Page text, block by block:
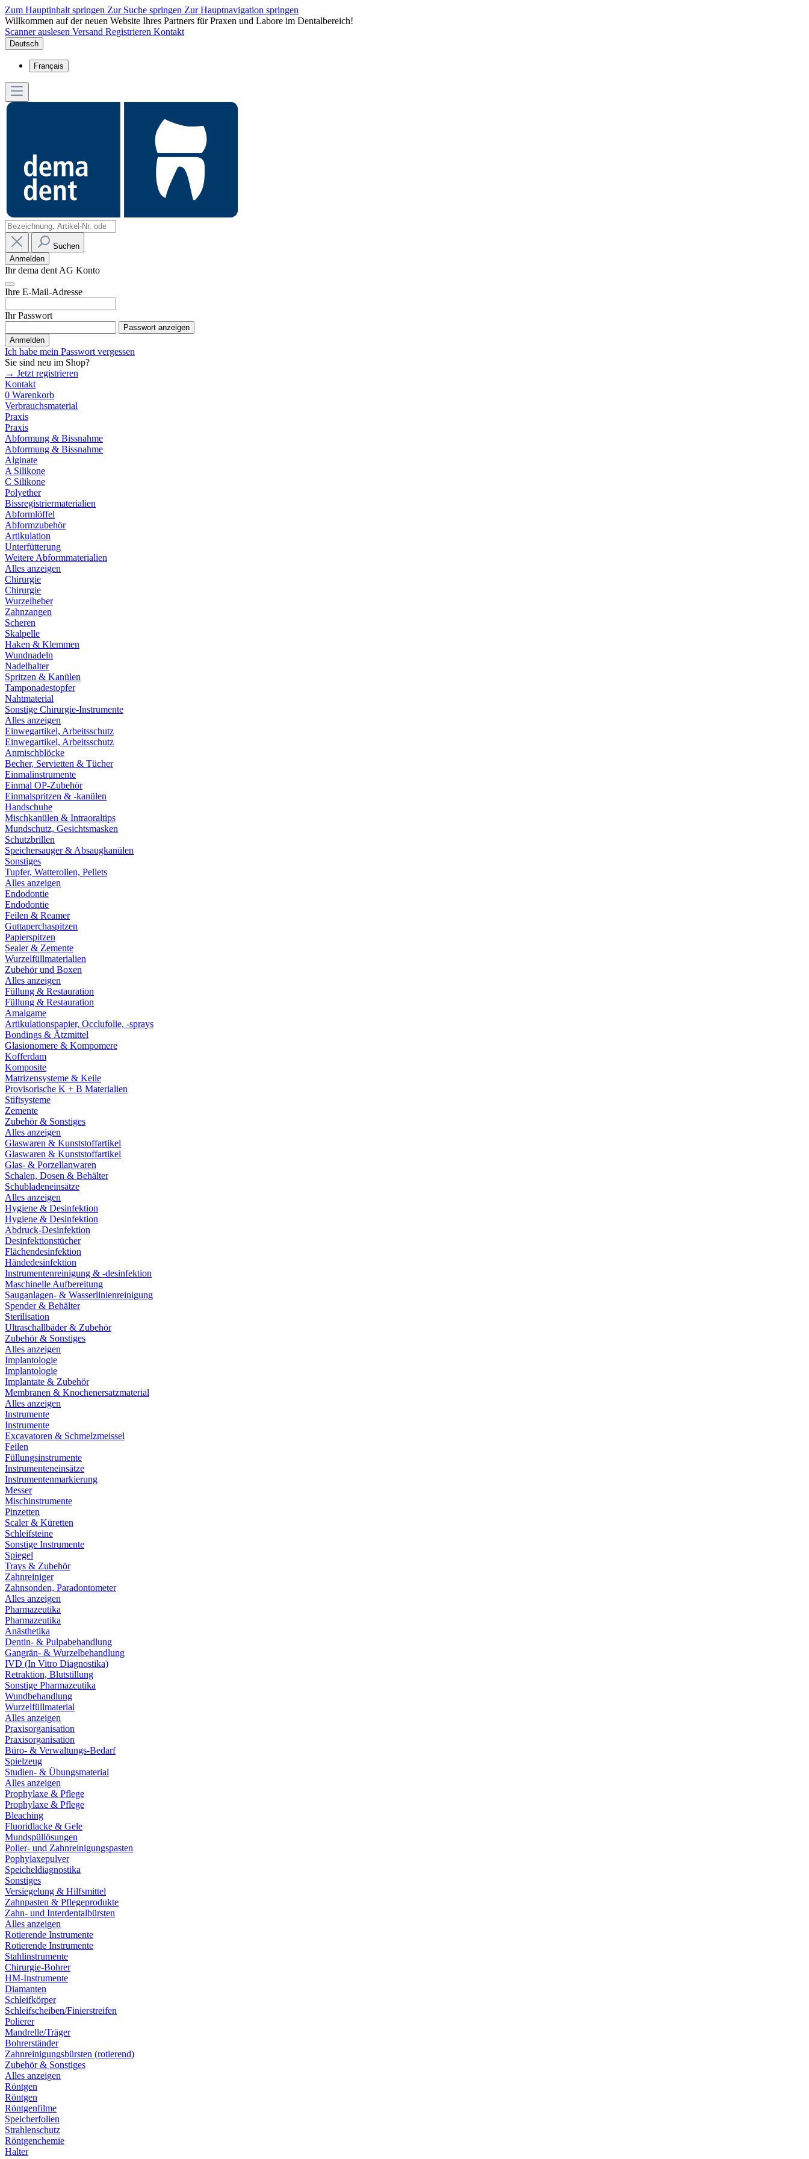
Zum Hauptinhalt springen Zur Suche springen Zur Hauptnavigation springen
Willkommen auf der neuen Website Ihres Partners für Praxen und Labore im Dentalbereich!
Scanner auslesen Versand Registrieren Kontakt
Deutsch
Français
Suchen
Anmelden
Ihr dema dent AG Konto
Ihre E-Mail-Adresse
Ihr Passwort
Passwort anzeigen
Anmelden
Ich habe mein Passwort vergessen
Sie sind neu im Shop?
→ Jetzt registrieren
Kontakt
0 Warenkorb
Verbrauchsmaterial
Praxis
Praxis
Abformung & Bissnahme
Abformung & Bissnahme
Alginate
A Silikone
C Silikone
Polyether
Bissregistriermaterialien
Abformlöffel
Abformzubehör
Artikulation
Unterfütterung
Weitere Abformmaterialien
Alles anzeigen
Chirurgie
Chirurgie
Wurzelheber
Zahnzangen
Scheren
Skalpelle
Haken & Klemmen
Wundnadeln
Nadelhalter
Spritzen & Kanülen
Tamponadestopfer
Nahtmaterial
Sonstige Chirurgie-Instrumente
Alles anzeigen
Einwegartikel, Arbeitsschutz
Einwegartikel, Arbeitsschutz
Anmischblöcke
Becher, Servietten & Tücher
Einmalinstrumente
Einmal OP-Zubehör
Einmalspritzen & -kanülen
Handschuhe
Mischkanülen & Intraoraltips
Mundschutz, Gesichtsmasken
Schutzbrillen
Speichersauger & Absaugkanülen
Sonstiges
Tupfer, Watterollen, Pellets
Alles anzeigen
Endodontie
Endodontie
Feilen & Reamer
Guttaperchaspitzen
Papierspitzen
Sealer & Zemente
Wurzelfüllmaterialien
Zubehör und Boxen
Alles anzeigen
Füllung & Restauration
Füllung & Restauration
Amalgame
Artikulationspapier, Occlufolie, -sprays
Bondings & Ätzmittel
Glasionomere & Kompomere
Kofferdam
Komposite
Matrizensysteme & Keile
Provisorische K + B Materialien
Stiftsysteme
Zemente
Zubehör & Sonstiges
Alles anzeigen
Glaswaren & Kunststoffartikel
Glaswaren & Kunststoffartikel
Glas- & Porzellanwaren
Schalen, Dosen & Behälter
Schubladeneinsätze
Alles anzeigen
Hygiene & Desinfektion
Hygiene & Desinfektion
Abdruck-Desinfektion
Desinfektionstücher
Flächendesinfektion
Händedesinfektion
Instrumentenreinigung & -desinfektion
Maschinelle Aufbereitung
Sauganlagen- & Wasserlinienreinigung
Spender & Behälter
Sterilisation
Ultraschallbäder & Zubehör
Zubehör & Sonstiges
Alles anzeigen
Implantologie
Implantologie
Implantate & Zubehör
Membranen & Knochenersatzmaterial
Alles anzeigen
Instrumente
Instrumente
Excavatoren & Schmelzmeissel
Feilen
Füllungsinstrumente
Instrumenteneinsätze
Instrumentenmarkierung
Messer
Mischinstrumente
Pinzetten
Scaler & Küretten
Schleifsteine
Sonstige Instrumente
Spiegel
Trays & Zubehör
Zahnreiniger
Zahnsonden, Paradontometer
Alles anzeigen
Pharmazeutika
Pharmazeutika
Anästhetika
Dentin- & Pulpabehandlung
Gangrän- & Wurzelbehandlung
IVD (In Vitro Diagnostika)
Retraktion, Blutstillung
Sonstige Pharmazeutika
Wundbehandlung
Wurzelfüllmaterial
Alles anzeigen
Praxisorganisation
Praxisorganisation
Büro- & Verwaltungs-Bedarf
Spielzeug
Studien- & Übungsmaterial
Alles anzeigen
Prophylaxe & Pflege
Prophylaxe & Pflege
Bleaching
Fluoridlacke & Gele
Mundspüllösungen
Polier- und Zahnreinigungspasten
Pophylaxepulver
Speicheldiagnostika
Sonstiges
Versiegelung & Hilfsmittel
Zahnpasten & Pflegeprodukte
Zahn- und Interdentalbürsten
Alles anzeigen
Rotierende Instrumente
Rotierende Instrumente
Stahlinstrumente
Chirurgie-Bohrer
HM-Instrumente
Diamanten
Schleifkörper
Schleifscheiben/Finierstreifen
Polierer
Mandrelle/Träger
Bohrerständer
Zahnreinigungsbürsten (rotierend)
Zubehör & Sonstiges
Alles anzeigen
Röntgen
Röntgen
Röntgenfilme
Speicherfolien
Strahlenschutz
Röntgenchemie
Halter